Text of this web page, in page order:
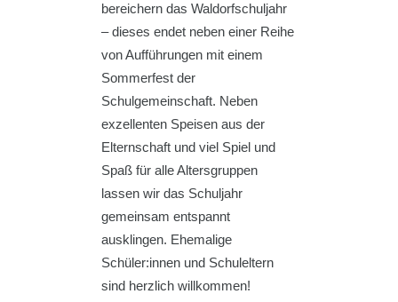
bereichern das Waldorfschuljahr
– dieses endet neben einer Reihe
von Aufführungen mit einem
Sommerfest der
Schulgemeinschaft. Neben
exzellenten Speisen aus der
Elternschaft und viel Spiel und
Spaß für alle Altersgruppen
lassen wir das Schuljahr
gemeinsam entspannt
ausklingen. Ehemalige
Schüler:innen und Schuleltern
sind herzlich willkommen!